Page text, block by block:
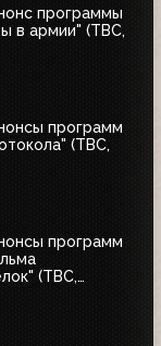
программы
в армии" (ТВС,
программ
(ТВС,
программ
(ТВС,